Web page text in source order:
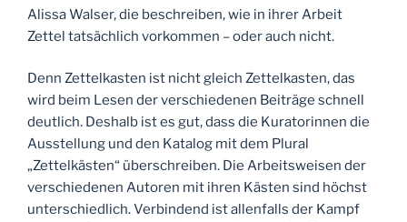
Alissa Walser, die beschreiben, wie in ihrer Arbeit
Zettel tatsächlich vorkommen – oder auch nicht.
Denn Zettelkasten ist nicht gleich Zettelkasten, das
wird beim Lesen der verschiedenen Beiträge schnell
deutlich. Deshalb ist es gut, dass die Kuratorinnen die
Ausstellung und den Katalog mit dem Plural
„Zettelkästen“ überschreiben. Die Arbeitsweisen der
verschiedenen Autoren mit ihren Kästen sind höchst
unterschiedlich. Verbindend ist allenfalls der Kampf